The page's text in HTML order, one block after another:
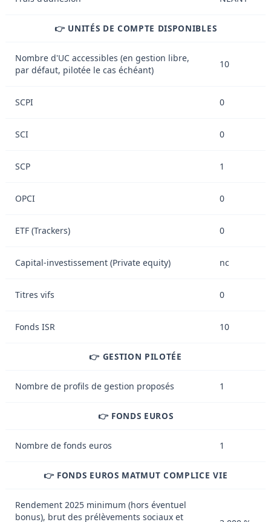
👉 UNITÉS DE COMPTE DISPONIBLES
Nombre d'UC accessibles (en gestion libre,
par défaut, pilotée le cas échéant)
10
SCPI 0
SCI 0
SCP 1
OPCI 0
ETF (Trackers) 0
Capital-investissement (Private equity) nc
Titres vifs 0
Fonds ISR 10
👉 GESTION PILOTÉE
Nombre de profils de gestion proposés 1
👉 FONDS EUROS
Nombre de fonds euros 1
👉 FONDS EUROS MATMUT COMPLICE VIE
Rendement 2025 minimum (hors éventuel
bonus), brut des prélèvements sociaux et